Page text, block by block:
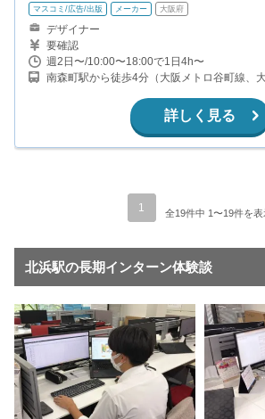
マスコミ/広告/出版 メーカー 大阪府
デザイナー
要確認
週2日〜/10:00〜18:00で1日4h〜
南森町駅から徒歩4分（大阪メトロ谷町線、
9分（大阪メトロ堺筋線、京阪本線）
詳しく見る
1 全19件中 1〜19件を表
北浜駅の長期インターン体験談